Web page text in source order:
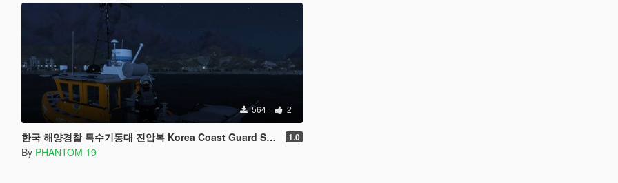
564 2
한국 해양경찰 특수기동대 진압복 Korea Coast Guard Swat Uniform 1.0
By PHANTOM 19